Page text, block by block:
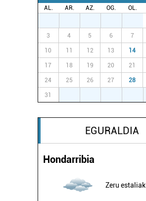
AL. AR. AZ. OG. OL.
3 4 5 6 7
10 11 12 13 14
17 18 19 20 21
24 25 26 27 28
31
EGURALDIA
Hondarribia
Zeru estaliak